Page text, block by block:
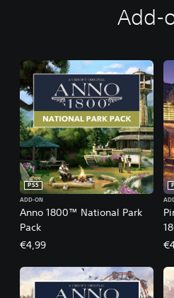
Add-
Anno 1800™ National Park
Pack
PS5
ADD-ON
€4,99